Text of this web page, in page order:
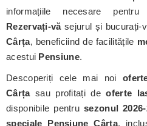
informațiile necesare
Rezervați-văsejurul și bucurați-
Cârța, beneficiind de facilitățile
acestui Pensiune.
Descoperiți cele mai noi
Cârțasau profitați deoferte
disponibile pentrusezonul 2026-
speciale Pensiune Cârța,